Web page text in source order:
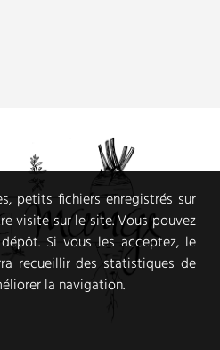
petits fichiers enregistrés sur
visite sur le site. Vous pouvez
Si vous les acceptez, le
recueillir des statistiques de
la navigation.